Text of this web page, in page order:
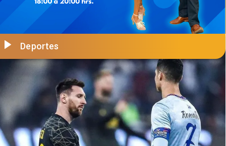
Deportes